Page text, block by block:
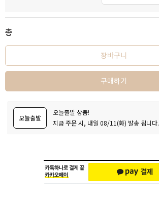
총
장바구니
구매하기
오늘출발
오늘출발 상품!
지금 주문 시, 내일 08/11(화) 발송 됩니다.